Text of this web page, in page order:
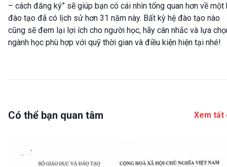
– cách đăng ký” sẽ giúp bạn có cái nhìn tổng quan hơn về một
đào tạo đã có lịch sử hơn 31 năm này. Bất kỳ hệ đào tạo nào
cũng sẽ đem lại lợi ích cho người học, hãy cân nhắc và lựa
ngành học phù hợp với quỹ thời gian và điều kiện hiện tại nhé!
Có thể bạn quan tâm Xem tất